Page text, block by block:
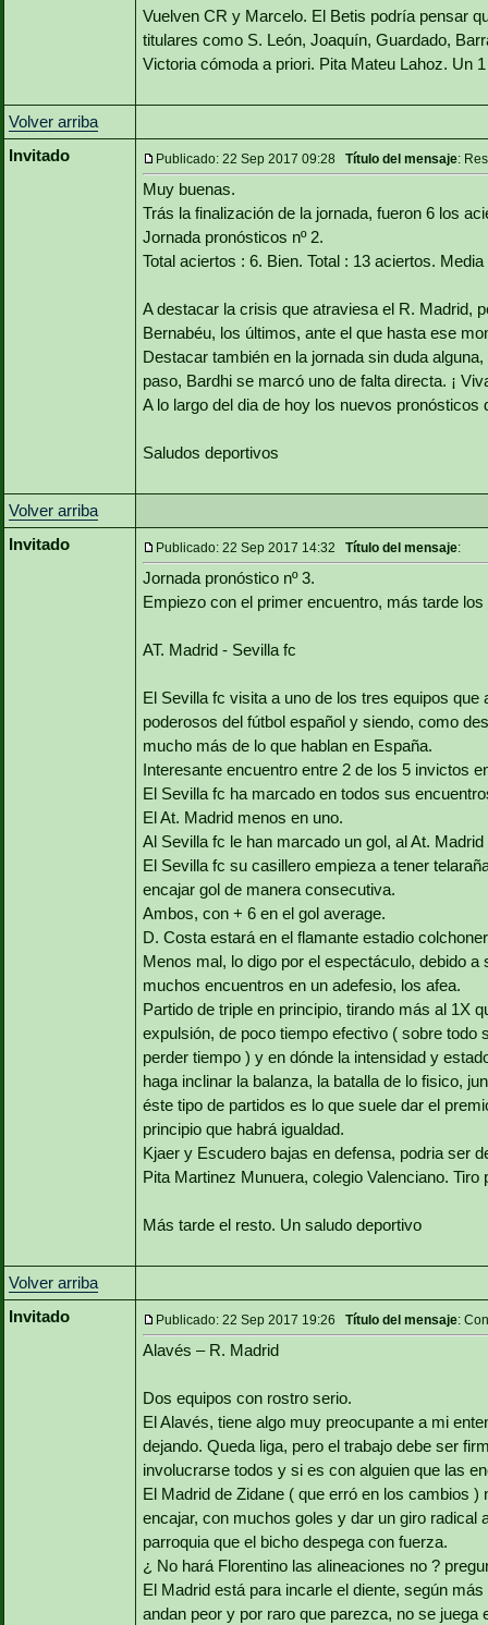
Vuelven CR y Marcelo. El Betis podría pensar
titulares como S. León, Joaquín, Guardado,
Victoria cómoda a priori. Pita Mateu Lahoz. Un 1
Volver arriba
Invitado
Publicado: 22 Sep 2017 09:28 Título del mensaje:
Muy buenas.
Trás la finalización de la jornada, fueron 6 los
Jornada pronósticos nº 2.
Total aciertos : 6. Bien. Total : 13 aciertos.
A destacar la crisis que atraviesa el R. Madrid,
Bernabéu, los últimos, ante el que hasta ese
Destacar también en la jornada sin duda
paso, Bardhi se marcó uno de falta directa. ¡
A lo largo del dia de hoy los nuevos pronósticos
Saludos deportivos
Volver arriba
Invitado
Publicado: 22 Sep 2017 14:32 Título del mensaje:
Jornada pronóstico nº 3.
Empiezo con el primer encuentro, más tarde los
AT. Madrid - Sevilla fc
El Sevilla fc visita a uno de los tres equipos
poderosos del fútbol español y siendo, como
mucho más de lo que hablan en España.
Interesante encuentro entre 2 de los 5 invictos
El Sevilla fc ha marcado en todos sus
El At. Madrid menos en uno.
Al Sevilla fc le han marcado un gol, al At.
El Sevilla fc su casillero empieza a tener
encajar gol de manera consecutiva.
Ambos, con + 6 en el gol average.
D. Costa estará en el flamante estadio
Menos mal, lo digo por el espectáculo, debido
muchos encuentros en un adefesio, los afea.
Partido de triple en principio, tirando más al 1X
expulsión, de poco tiempo efectivo ( sobre
perder tiempo ) y en dónde la intensidad y
haga inclinar la balanza, la batalla de lo fisico,
éste tipo de partidos es lo que suele dar el
principio que habrá igualdad.
Kjaer y Escudero bajas en defensa, podria ser
Pita Martinez Munuera, colegio Valenciano.
Más tarde el resto. Un saludo deportivo
Volver arriba
Invitado
Publicado: 22 Sep 2017 19:26 Título del mensaje:
Alavés – R. Madrid
Dos equipos con rostro serio.
El Alavés, tiene algo muy preocupante a mi
dejando. Queda liga, pero el trabajo debe ser
involucrarse todos y si es con alguien que las
El Madrid de Zidane ( que erró en los cambios
encajar, con muchos goles y dar un giro
parroquia que el bicho despega con fuerza.
¿ No hará Florentino las alineaciones no ?
El Madrid está para incarle el diente, según
andan peor y por raro que parezca, no se juega